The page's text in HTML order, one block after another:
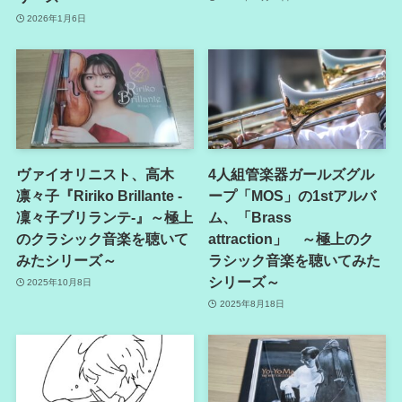
2026年1月6日
ヴァイオリニスト、高木
凛々子『Ririko Brillante -
凜々子ブリランテ-』～極上
のクラシック音楽を聴いて
みたシリーズ～
2025年10月8日
4人組管楽器ガールズグル
ープ「MOS」の1stアルバ
ム、「Brass
attraction」 ～極上のク
ラシック音楽を聴いてみた
シリーズ～
2025年8月18日